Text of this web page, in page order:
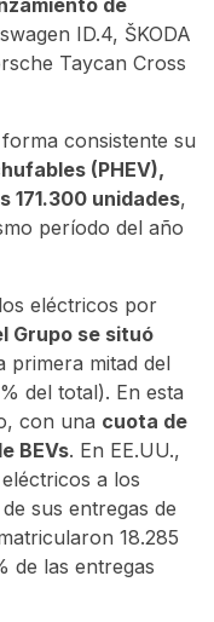
de
ID.4, ŠKODA
Taycan Cross
consistente su
(PHEV),
171.300 unidades,
período del año
eléctricos por
Grupo se situó
primera mitad del
del total). En esta
con una cuota de
BEVs. En EE.UU.,
a los
sus entregas de
18.285
de las entregas